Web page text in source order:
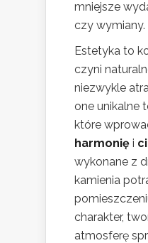
mniejsze
czy wymiany.
Estetyka to
czyni
niezwykle
one unikalne
które
harmonię i
wykonane z
kamienia
charakter,
atmosferę